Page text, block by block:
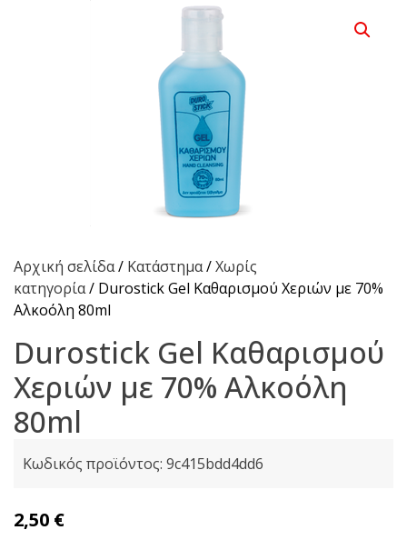
Αρχική σελίδα/ Κατάστημα/Χωρίς
κατηγορία/ Durostick Gel Καθαρισμού Χεριών με 70%
Αλκοόλη 80ml
Durostick Gel Καθαρισμού
Χεριών με 70% Αλκοόλη
80ml
Κωδικός προϊόντος: 9c415bdd4dd6
2,50 €